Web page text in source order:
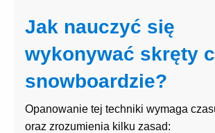
Jak nauczyć się
wykonywać skręty
snowboardzie?
Opanowanie tej techniki wymaga
oraz zrozumienia kilku zasad: